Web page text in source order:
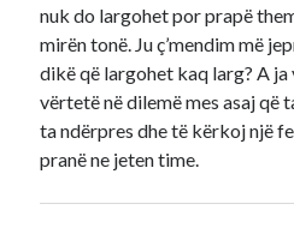
nuk do largohet por prapë
mirën tonë. Ju ç’mendim më
dikë që largohet kaq larg? A
vërtetë në dilemë mes asaj që
ta ndërpres dhe të kërkoj një
pranë ne jeten time.